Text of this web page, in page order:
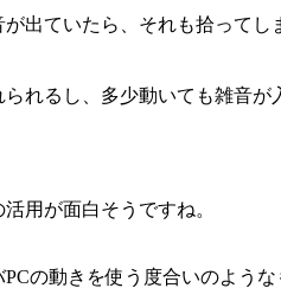
出ていたら、それも拾って
れるし、多少動いても雑音
用が面白そうですね。
の動きを使う度合いのよう